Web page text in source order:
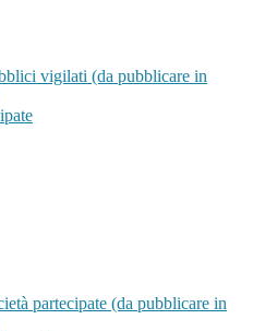
vigilati (da pubblicare in
partecipate (da pubblicare in